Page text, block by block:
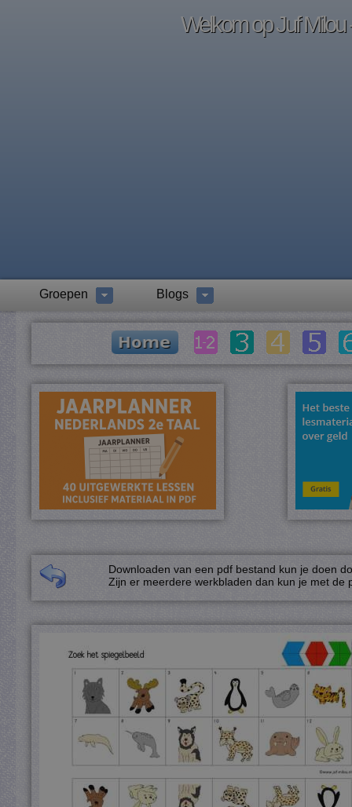
Welkom op Juf Milou
Groepen Blogs
Downloaden van een pdf bestand kun je doen
Zijn er meerdere werkbladen dan kun je met de